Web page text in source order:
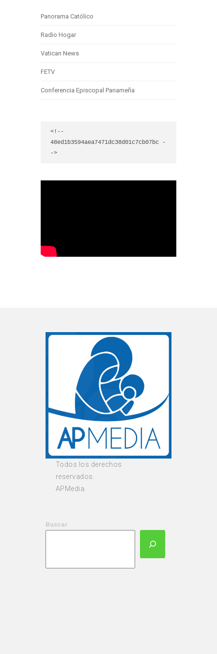
Panorama Católico
Radio Hogar
Vatican News
FETV
Conferencia Episcopal Panameña
<!--
48ed1b3594aea7471dc38d01c7cb07bc -
->
Todos los derechos
reservados.
APMedia.
Buscar